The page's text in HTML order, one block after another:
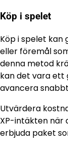
Köp i spelet
Köp i spelet
eller föremål
denna metod
kan det vara ett
avancera
Utvärdera
XP-intäkten när
erbjuda paket